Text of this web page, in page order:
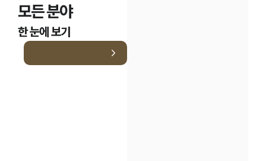
모든 분야
한 눈에 보기